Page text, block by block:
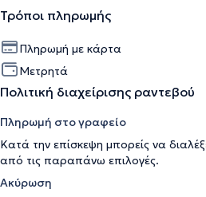
Τρόποι πληρωμής
Πληρωμή με κάρτα
Μετρητά
Πολιτική διαχείρισης ραντεβού
Πληρωμή στο γραφείο
Κατά την επίσκεψη μπορείς να
από τις παραπάνω επιλογές.
Ακύρωση